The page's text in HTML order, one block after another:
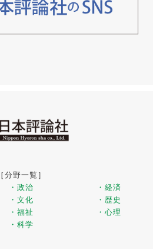
［分野一覧］
・政治
・経済
・文化
・歴史
・福祉
・心理
・科学